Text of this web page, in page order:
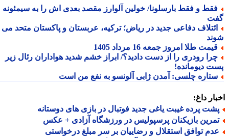
و فقط بارسلونا/ خولین آلوارز مقصد بعدی اش را به سیمئونه
دفاعی جدید در ریاض؛ ترکیه، عربستان و پاکستان متحد می
طلا امروز جمعه 16 مرداد 1405
رودری را از دست دادید؟/ ابراز خشم شدید هواداران رئال زیر
دیومانده!
چلسی: آمدن ژابی آلونسو به نفع من است
داغ:
پرده غیبت یاغی جدید فوتبال در بازی های دوستانه
بازیکنان پرسپولیس در ورزشگاه آزادی + عکس
توافق استقلال و رضاییان بر سر مبلغ درخواستی